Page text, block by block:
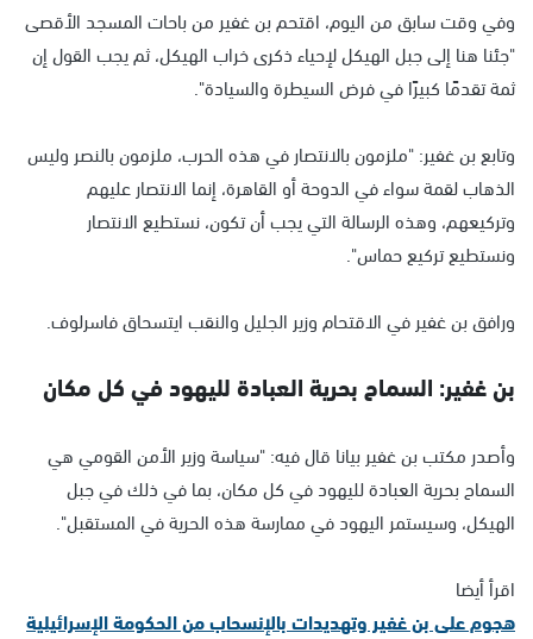
وفي وقت سابق من اليوم، اقتحم بن غفير من باحات المسجد الأقصى
"جئنا هنا إلى جبل الهيكل لإحياء ذكرى خراب الهيكل، ثم يجب القول إن
ثمة تقدمًا كبيرًا في فرض السيطرة والسيادة".
وتابع بن غفير: "ملزمون بالانتصار في هذه الحرب، ملزمون بالنصر وليس
الذهاب لقمة سواء في الدوحة أو القاهرة، إنما الانتصار عليهم
وتركيعهم، وهذه الرسالة التي يجب أن تكون، نستطيع الانتصار
ونستطيع تركيع حماس".
ورافق بن غفير في الاقتحام وزير الجليل والنقب ايتسحاق فاسرلوف.
بن غفير: السماح بحرية العبادة لليهود في كل مكان
وأصدر مكتب بن غفير بيانا قال فيه: "سياسة وزير الأمن القومي هي
السماح بحرية العبادة لليهود في كل مكان، بما في ذلك في جبل
الهيكل، وسيستمر اليهود في ممارسة هذه الحرية في المستقبل".
اقرأ أيضا
هجوم على بن غفير وتهديدات بالإنسحاب من الحكومة الإسرائيلية